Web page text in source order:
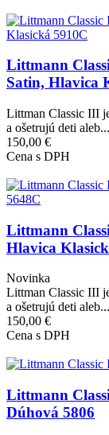
Obrázok
Littmann
Satin, Hlavica
Littman Classic III
a ošetrujú deti aleb...
150,00 €
Cena s DPH
Obrázok
Littmann
Hlavica
Novinka
Littman Classic III
a ošetrujú deti aleb...
150,00 €
Cena s DPH
Obrázok
Littmann
Dúhová 5806